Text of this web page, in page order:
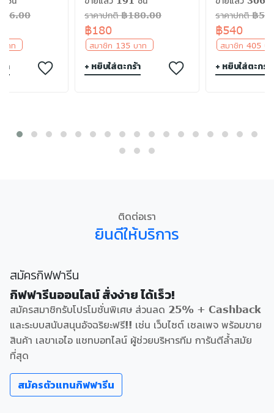
าท
า
ราคาปกติ ฿180.00
฿180
สมาชิก 135 บาท
+ หยิบใส่ตะกร้า
ราคาปกติ ฿
฿540
สมาชิก 405
+ หยิบใส่ตะกร้า
ติดต่อเรา
ยินดีให้บริการ
สมัครกิฟฟารีน
กิฟฟารีนออนไลน์ สั่งง่าย ได้เร็ว!
สมัครสมาชิกรับโปรโมชั่นพิเศษ ส่วนลด 25% + Cashback
และระบบสนับสนุนอัจฉริยะฟรี!! เช่น เว็บไซต์ เซลเพจ พร้อมขาย
สินค้า เลขาเอไอ แชทบอทไลน์ ผู้ช่วยบริหารทีม การันตีล้ำสมัย
ที่สุด
สมัครตัวแทนกิฟฟารีน